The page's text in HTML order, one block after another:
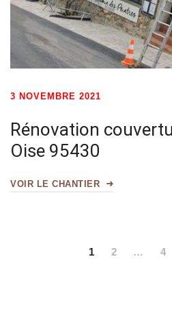
3 NOVEMBRE 2021
Rénovation
Oise 95430
VOIR LE CHANTIER
1 2 … 4